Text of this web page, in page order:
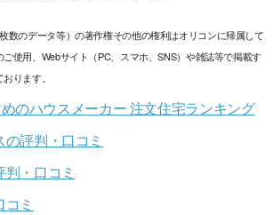
数のデータ等）の著作権その他の権利はオリコンに帰属して
使用、Webサイト（PC、スマホ、SNS）や雑誌等で掲載す
ります。
のハウスメーカー 注文住宅ランキング
評判・口コミ
・口コミ
ミ